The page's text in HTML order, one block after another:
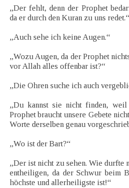
„Der fehlt, denn der Prophet
da er durch den Kuran zu uns redet.“
„Auch sehe ich keine Augen.“
„Wozu Augen, da der Prophet
vor Allah alles offenbar ist?“
„Die Ohren suche ich auch
„Du kannst sie nicht finden,
Prophet braucht unsere Gebete
Worte derselben genau
„Wo ist der Bart?“
„Der ist nicht zu sehen. Wie durfte
entheiligen, da der Schwur beim
höchste und allerheiligste ist!“